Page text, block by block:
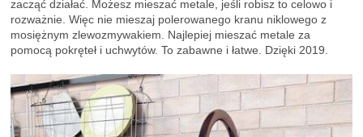
zacząć działać. Możesz mieszać metale, jeśli robisz to celowo i
rozważnie. Więc nie mieszaj polerowanego kranu niklowego z
mosiężnym zlewozmywakiem. Najlepiej mieszać metale za
pomocą pokręteł i uchwytów. To zabawne i łatwe. Dzięki 2019.